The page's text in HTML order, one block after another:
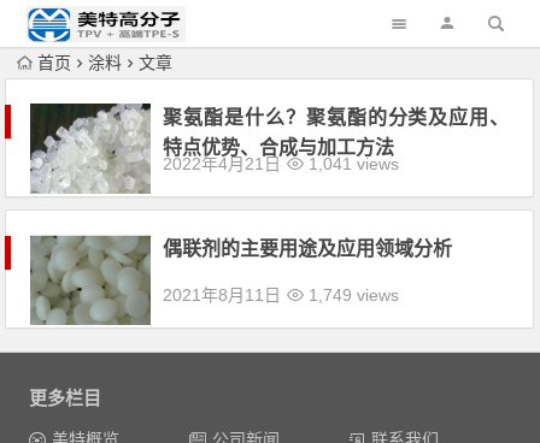
首页 涂料 文章
聚氨酯是什么？聚氨酯的分类及应用、
特点优势、合成与加工方法
2022年4月21日 1,041 views
偶联剂的主要用途及应用领域分析
2021年8月11日 1,749 views
更多栏目